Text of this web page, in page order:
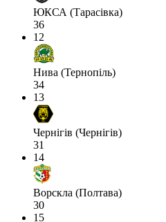
ЮКСА (Тарасівка)
36
12
Нива (Тернопіль)
34
13
Чернігів (Чернігів)
31
14
Ворскла (Полтава)
30
15